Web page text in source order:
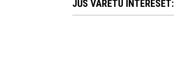
JŪS VARĒTU INTERESĒT: